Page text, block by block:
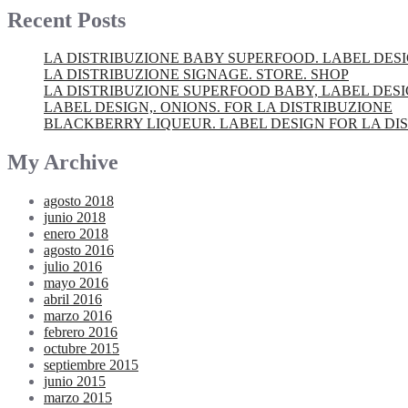
Recent Posts
LA DISTRIBUZIONE BABY SUPERFOOD. LABEL
LA DISTRIBUZIONE SIGNAGE. STORE. SHOP
LA DISTRIBUZIONE SUPERFOOD BABY, LABEL
LABEL DESIGN,. ONIONS. FOR LA DISTRIBUZIONE
BLACKBERRY LIQUEUR. LABEL DESIGN FOR LA
My Archive
agosto 2018
junio 2018
enero 2018
agosto 2016
julio 2016
mayo 2016
abril 2016
marzo 2016
febrero 2016
octubre 2015
septiembre 2015
junio 2015
marzo 2015